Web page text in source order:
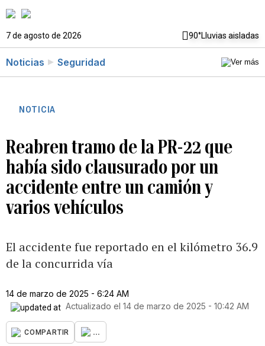
7 de agosto de 2026 90°Lluvias aisladas
Noticias Seguridad
NOTICIA
Reabren tramo de la PR-22 que
había sido clausurado por un
accidente entre un camión y
varios vehículos
El accidente fue reportado en el kilómetro 36.9
de la concurrida vía
14 de marzo de 2025 - 6:24 AM
Actualizado el 14 de marzo de 2025 - 10:42 AM
COMPARTIR ...